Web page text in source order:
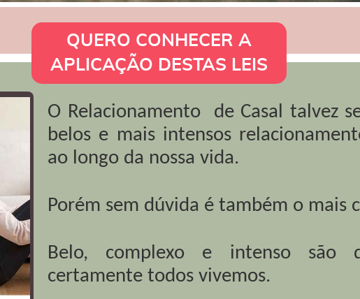
O Relacionamento de Casal talvez
belos e mais intensos
ao longo da nossa vida.
Porém sem dúvida é também o mais
Belo, complexo e intenso são
certamente todos vivemos.
QUERO CONHECER A
APLICAÇÃO DESTAS LEIS